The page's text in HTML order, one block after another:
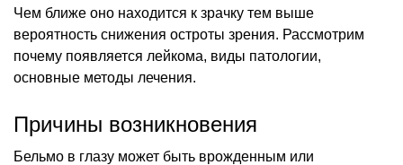
Чем ближе оно находится к зрачку тем выше
вероятность снижения остроты зрения. Рассмотрим
почему появляется лейкома, виды патологии,
основные методы лечения.
Причины возникновения
Бельмо в глазу может быть врожденным или